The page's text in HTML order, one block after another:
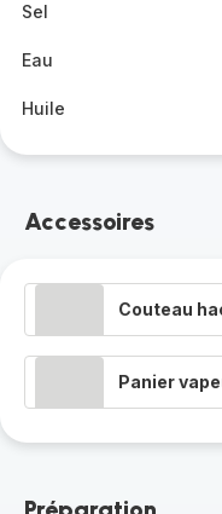
Sel
Eau
Huile
Accessoires
Couteau
Panier